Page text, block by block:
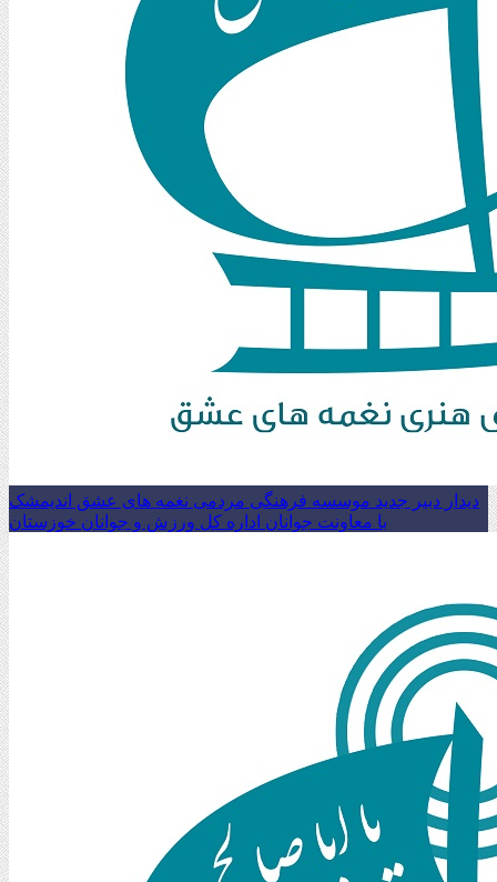
دیدار دبیر جدید موسسه فرهنگی مردمی نغمه های عشق اندیمشک
با معاونت جوانان اداره کل ورزش و جوانان خوزستان